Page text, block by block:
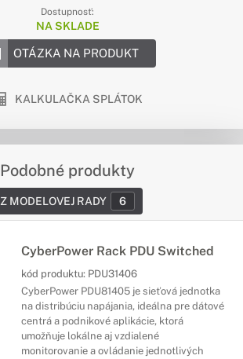
Dostupnosť:
NA SKLADE
OTÁZKA NA PRODUKT
KALKULAČKA SPLÁTOK
Podobné produkty
Z MODELOVEJ RADY 6
CyberPower Rack PDU Switched
kód produktu: PDU31406
CyberPower PDU81405 je sieťová jednotka
na distribúciu napájania, ideálna pre dátové
centrá a podnikové aplikácie, ktorá
umožňuje lokálne aj vzdialené
monitorovanie a ovládanie jednotlivých